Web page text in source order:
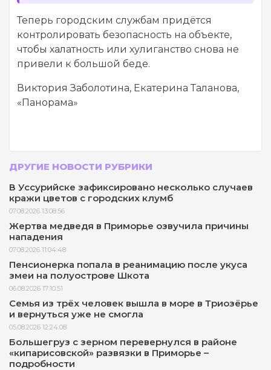
Теперь городским службам придётся
контролировать безопасность на объекте,
чтобы халатность или хулиганство снова не
привели к большой беде.
Виктория Заболотина, Екатерина Таланова,
«Панорама»
ДРУГИЕ НОВОСТИ РУБРИКИ
В Уссурийске зафиксировано несколько случаев
кражи цветов с городских клумб
07.08.2026 13:08:56
Жертва медведя в Приморье озвучила причины
нападения
07.08.2026 11:04:48
Пенсионерка попала в реанимацию после укуса
змеи на полуострове Шкота
06.08.2026 17:10:51
Семья из трёх человек вышла в море в Триозёрье
и вернуться уже не смогла
05.08.2026 12:24:08
Большегруз с зерном перевернулся в районе
«кипарисовской» развязки в Приморье –
подробности